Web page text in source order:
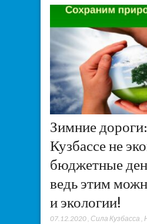
Зимние
Кузбассе не
бюджетные
ведь этим
и экологии!
07.12.2020, Сила Кузбасса ,